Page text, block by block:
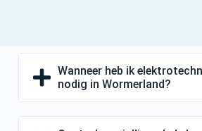
Wanneer heb ik
nodig in Wormerland?